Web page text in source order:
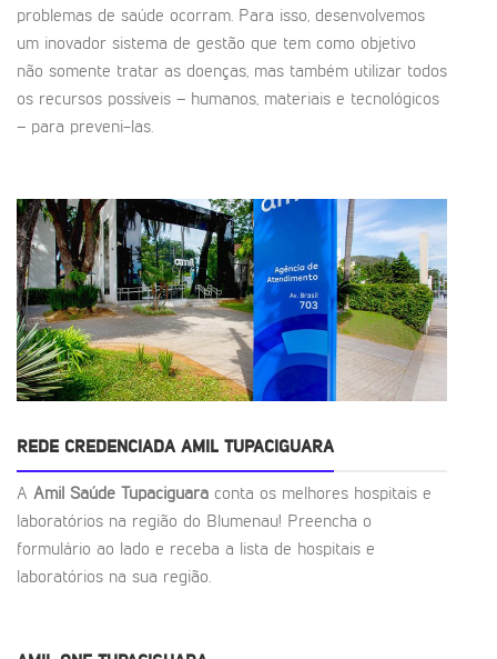
problemas de saúde ocorram. Para isso, desenvolvemos
um inovador sistema de gestão que tem como objetivo
não somente tratar as doenças, mas também utilizar todos
os recursos possíveis – humanos, materiais e tecnológicos
– para preveni-las.
REDE CREDENCIADA AMIL TUPACIGUARA
A Amil Saúde Tupaciguara conta os melhores hospitais e
laboratórios na região do Blumenau! Preencha o
formulário ao lado e receba a lista de hospitais e
laboratórios na sua região.